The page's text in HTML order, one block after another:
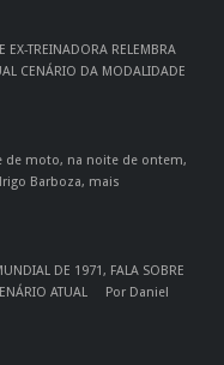
TREINADORA RELEMBRA
CENÁRIO DA MODALIDADE
de moto, na noite de ontem,
Barboza, mais
DE 1971, FALA SOBRE
ATUAL Por Daniel